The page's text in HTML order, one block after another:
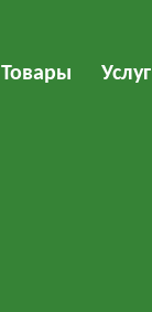
Товары